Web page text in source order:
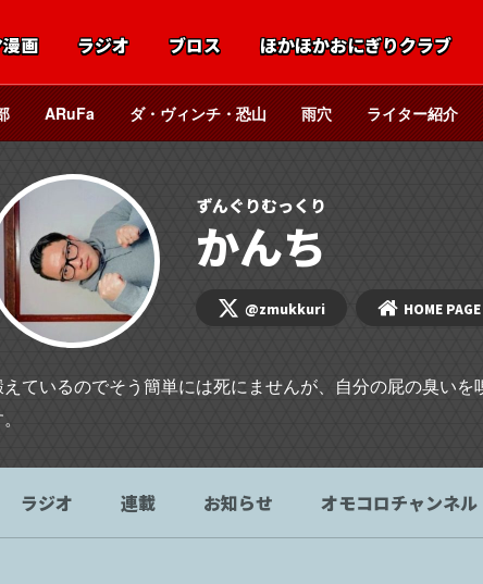
画 ラジオ ブロス ほかほかおにぎりクラブ
ARuFa ダ・ヴィンチ・恐山 雨穴 ライター紹介
ずんぐりむっくり
かんち
@zmukkuri HOME PAGE
ているのでそう簡単には死にませんが、自分の屁の臭いを
ラジオ 連載 お知らせ オモコロチャンネル